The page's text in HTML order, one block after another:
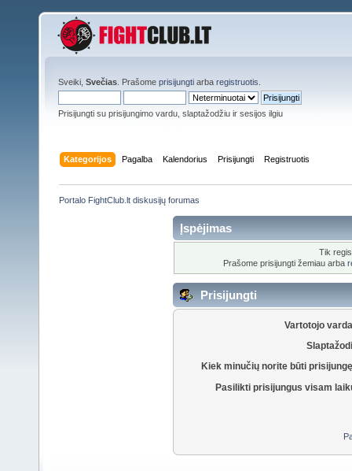
Sveiki, Svečias . Prašome prisijungti arba registruotis
Prisijungti su prisijungimo vardu, slaptažodžiu ir sesijos ilgiu
Kategorijos Pagalba Kalendorius Prisijungti Registruotis
Portalo FightClub.lt diskusijų forumas
Įspėjimas
Tik
Prašome prisijungti žemiau arba
Prisijungti
Vartotojo
Kiek minučių norite būti
Pasilikti prisijungus visam